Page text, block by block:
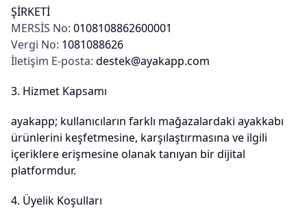
ŞİRKETİ
MERSİS No: 0108108862600001
Vergi No: 1081088626
İletişim E-posta: destek@ayakapp.com
3. Hizmet Kapsamı
ayakapp; kullanıcıların farklı mağazalardaki ayakkabı
ürünlerini keşfetmesine, karşılaştırmasına ve ilgili
içeriklere erişmesine olanak tanıyan bir dijital
platformdur.
4. Üyelik Koşulları